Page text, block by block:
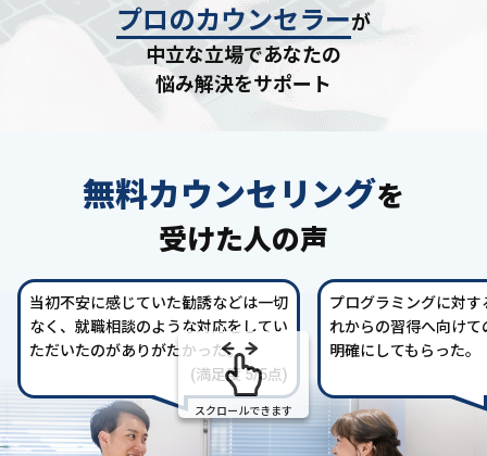
プロのカウンセラーが
中立な立場であなたの
悩み解決をサポート
無料カウンセリングを
受けた人の声
当初不安に感じていた勧誘などは一切
なく、就職相談のような対応をしてい
ただいたのがありがたかった。
(満足度 5/5点)
プログラミングに対
れからの習得へ向け
明確にしてもらった。
スクロールできます